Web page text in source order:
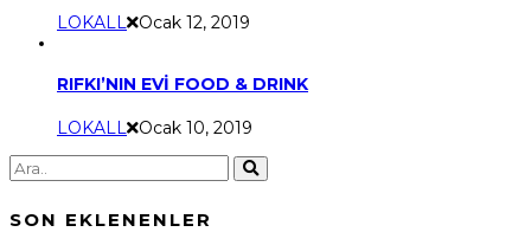
LOKALL Ocak 12, 2019
RIFKI’NIN EVİ FOOD & DRINK
LOKALL Ocak 10, 2019
SON EKLENENLER